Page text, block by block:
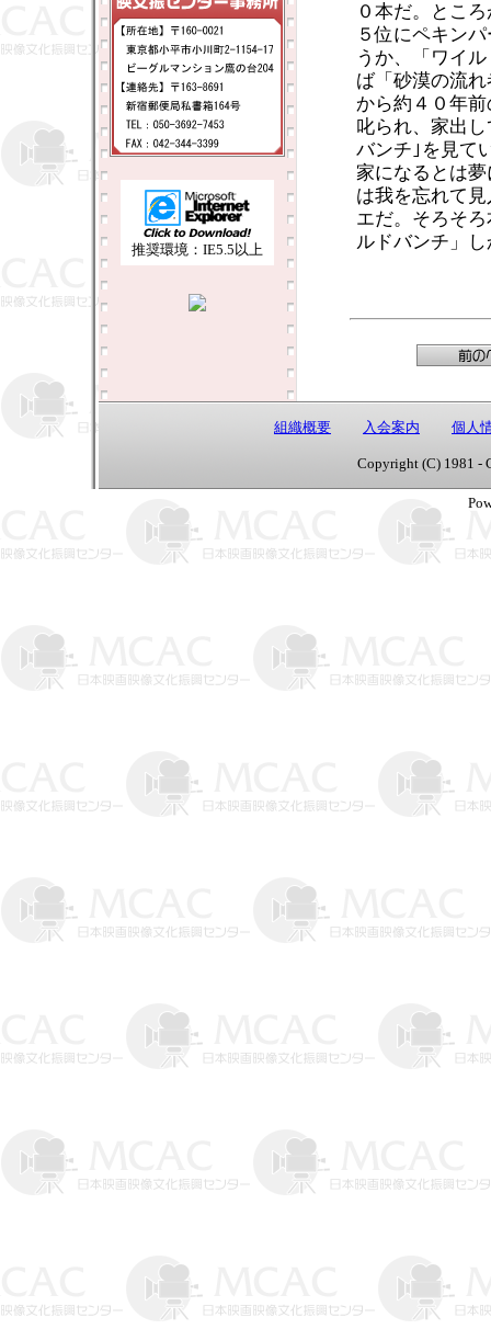
推奨環境：IE5.5以上
０本だ。とこ
５位にペキン
うか、「ワイ
ば「砂漠の流
から約４０年
叱られ、家出
バンチ｣を見て
家になるとは
は我を忘れて
エだ。そろそ
ルドバンチ」
組織概要 入会案内 個人
Copyright (C) 1981 -